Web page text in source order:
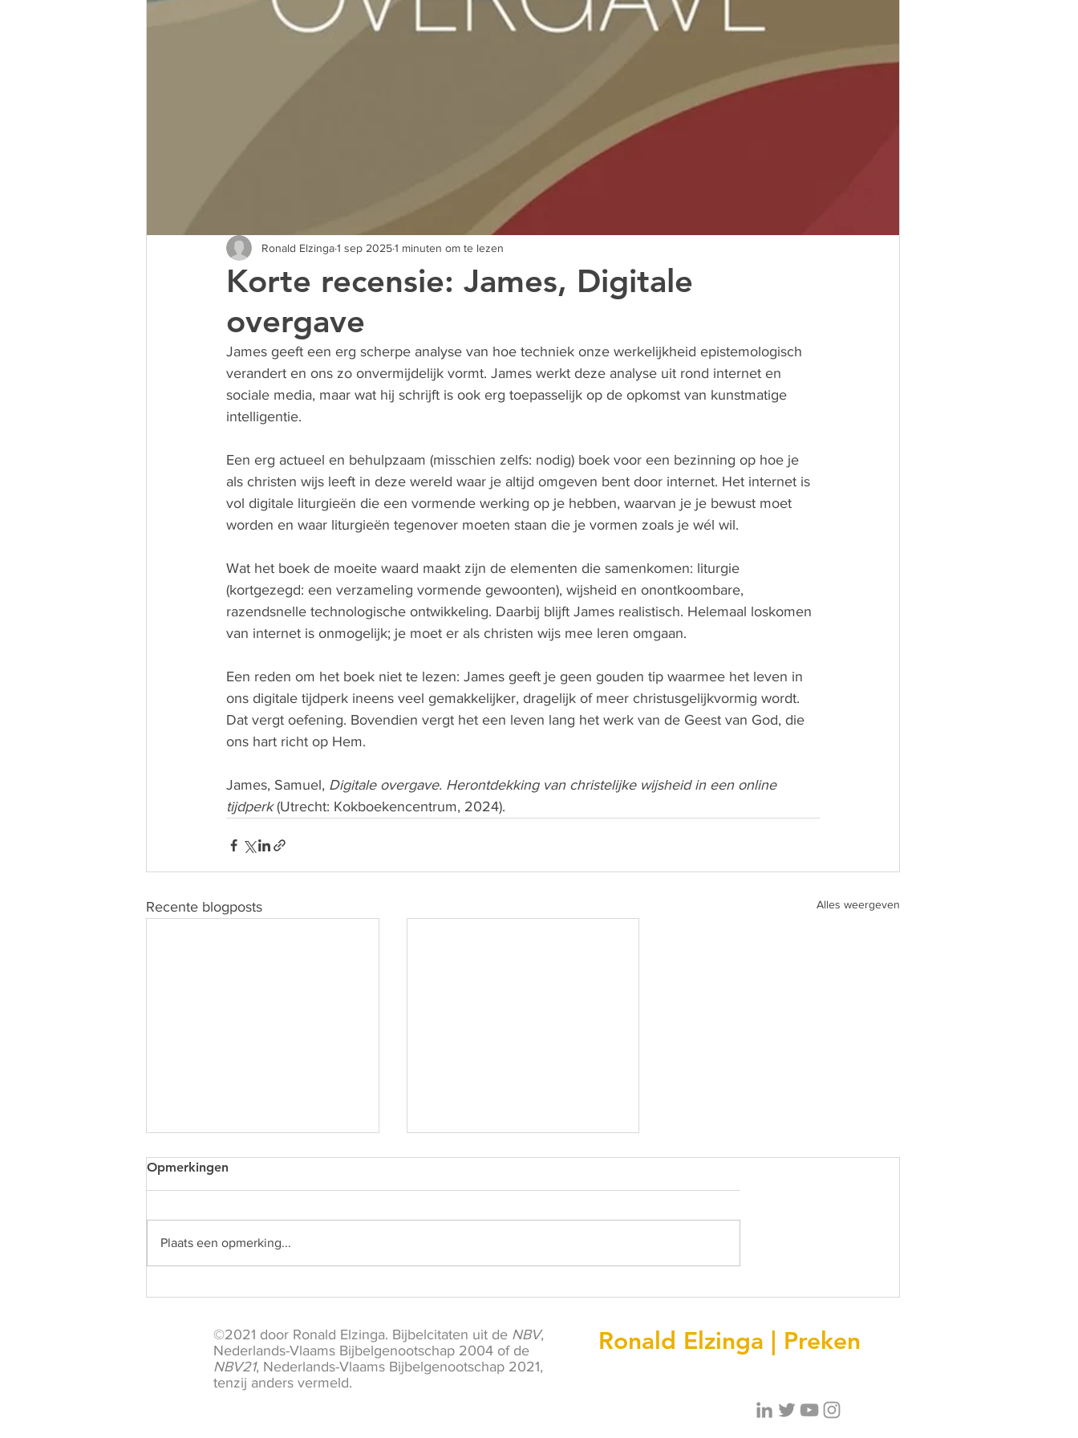
Korte recensie: James, Digitale
overgave
Ronald Elzinga1 sep 20251 minuten om te lezen
James geeft een erg scherpe analyse van hoe techniek onze werkelijkheid epistemologisch
verandert en ons zo onvermijdelijk vormt. James werkt deze analyse uit rond internet en
sociale media, maar wat hij schrijft is ook erg toepasselijk op de opkomst van kunstmatige
intelligentie.
Een erg actueel en behulpzaam (misschien zelfs: nodig) boek voor een bezinning op hoe je
als christen wijs leeft in deze wereld waar je altijd omgeven bent door internet. Het internet is
vol digitale liturgieën die een vormende werking op je hebben, waarvan je je bewust moet
worden en waar liturgieën tegenover moeten staan die je vormen zoals je wél wil.
Wat het boek de moeite waard maakt zijn de elementen die samenkomen: liturgie
(kortgezegd: een verzameling vormende gewoonten), wijsheid en onontkoombare,
razendsnelle technologische ontwikkeling. Daarbij blijft James realistisch. Helemaal loskomen
van internet is onmogelijk; je moet er als christen wijs mee leren omgaan.
Een reden om het boek niet te lezen: James geeft je geen gouden tip waarmee het leven in
ons digitale tijdperk ineens veel gemakkelijker, dragelijk of meer christusgelijkvormig wordt.
Dat vergt oefening. Bovendien vergt het een leven lang het werk van de Geest van God, die
ons hart richt op Hem.
James, Samuel, Digitale overgave. Herontdekking van christelijke wijsheid in een online
tijdperk (Utrecht: Kokboekencentrum, 2024).
Recente blogposts Alles weergeven
Opmerkingen
Plaats een opmerking...
Ronald Elzinga | Preken
©2021 door Ronald Elzinga. Bijbelcitaten uit de NBV,
Nederlands-Vlaams Bijbelgenootschap 2004 of de
NBV21, Nederlands-Vlaams Bijbelgenootschap 2021,
tenzij anders vermeld.